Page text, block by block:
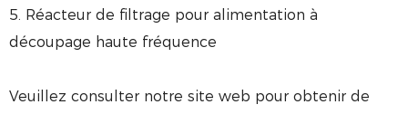
5. Réacteur de filtrage pour alimentation à
découpage haute fréquence
Veuillez consulter notre site web pour obtenir de